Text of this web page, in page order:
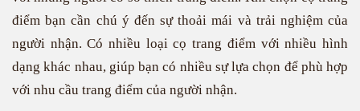
điểm bạn cần chú ý đến sự thoải mái và trải nghiệm của
người nhận. Có nhiều loại cọ trang điểm với nhiều hình
dạng khác nhau, giúp bạn có nhiều sự lựa chọn để phù hợp
với nhu cầu trang điểm của người nhận.